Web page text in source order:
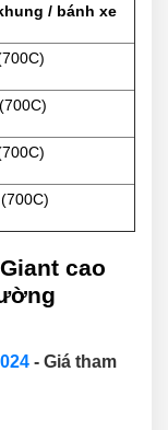
/ bánh xe
cao
- Giá tham